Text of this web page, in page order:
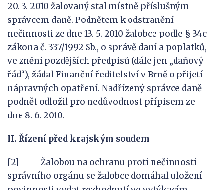
20. 3. 2010 žalovaný stal místně příslušným
správcem daně. Podnětem k odstranění
nečinnosti ze dne 13. 5. 2010 žalobce podle § 34c
zákona č. 337/1992 Sb., o správě daní a poplatků,
ve znění pozdějších předpisů (dále jen „daňový
řád“), žádal Finanční ředitelství v Brně o přijetí
nápravných opatření. Nadřízený správce daně
podnět odložil pro nedůvodnost přípisem ze
dne 8. 6. 2010.
II. Řízení před krajským soudem
[2] Žalobou na ochranu proti nečinnosti
správního orgánu se žalobce domáhal uložení